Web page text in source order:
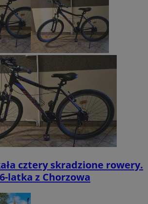
cztery skradzione rowery.
latka z Chorzowa